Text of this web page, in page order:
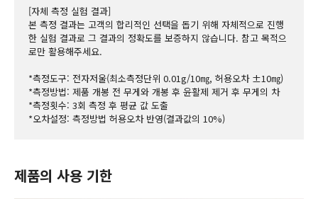
[자체 측정 실험 결과]
본 측정 결과는 고객의 합리적인 선택을 돕기 위해 자체적으로 진행
한 실험 결과로 그 결과의 정확도를 보증하지 않습니다. 참고 목적으
로만 활용해주세요.
*측정도구: 전자저울(최소측정단위 0.01g/10㎎, 허용오차 ±10㎎)
*측정방법: 제품 개봉 전 무게와 개봉 후 윤활제 제거 후 무게의 차
*측정횟수: 3회 측정 후 평균 값 도출
*오차설정: 측정방법 허용오차 반영(결과값의 10%)
제품의 사용 기한